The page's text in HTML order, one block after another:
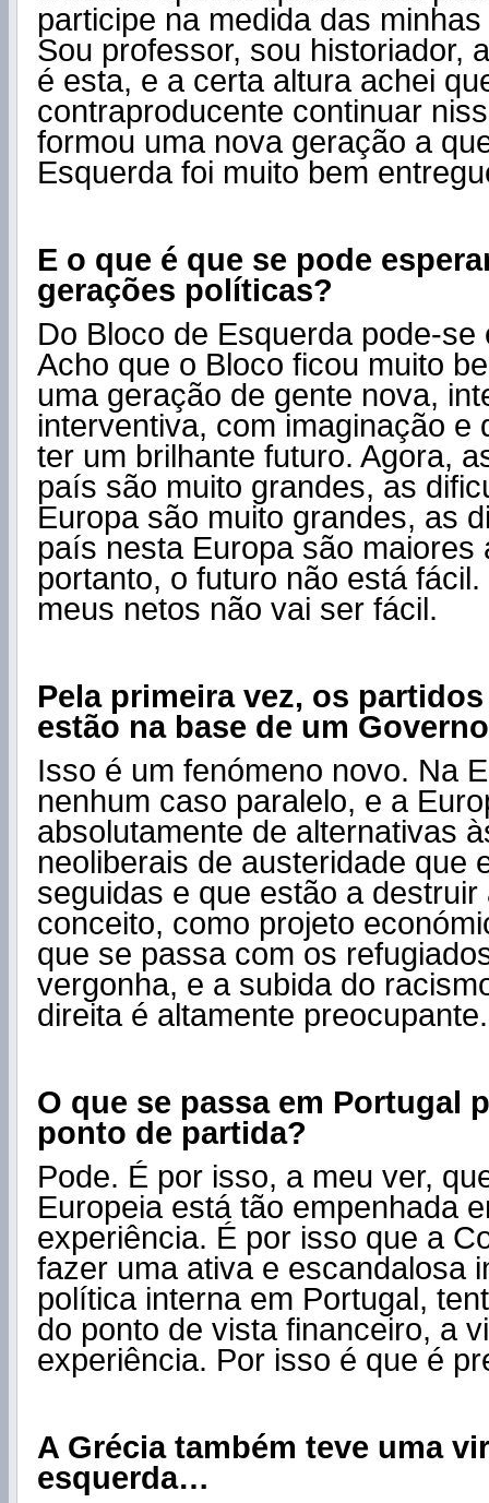
participe na medida das
Sou professor, sou historiador,
é esta, e a certa altura achei
contraproducente continuar
formou uma nova geração a
Esquerda foi muito bem
E o que é que se pode
gerações políticas?
Do Bloco de Esquerda pode-se
Acho que o Bloco ficou muito
uma geração de gente nova,
interventiva, com imaginação e
ter um brilhante futuro. Agora,
país são muito grandes, as
Europa são muito grandes, as
país nesta Europa são maiores
portanto, o futuro não está
meus netos não vai ser fácil.
Pela primeira vez, os
estão na base de um
Isso é um fenómeno novo. Na
nenhum caso paralelo, e a
absolutamente de alternativas
neoliberais de austeridade que
seguidas e que estão a
conceito, como projeto
que se passa com os
vergonha, e a subida do
direita é altamente preocupante.
O que se passa em Portugal
ponto de partida?
Pode. É por isso, a meu ver,
Europeia está tão empenhada
experiência. É por isso que a
fazer uma ativa e escandalosa
política interna em Portugal,
do ponto de vista financeiro, a
experiência. Por isso é que é
A Grécia também teve uma
esquerda…